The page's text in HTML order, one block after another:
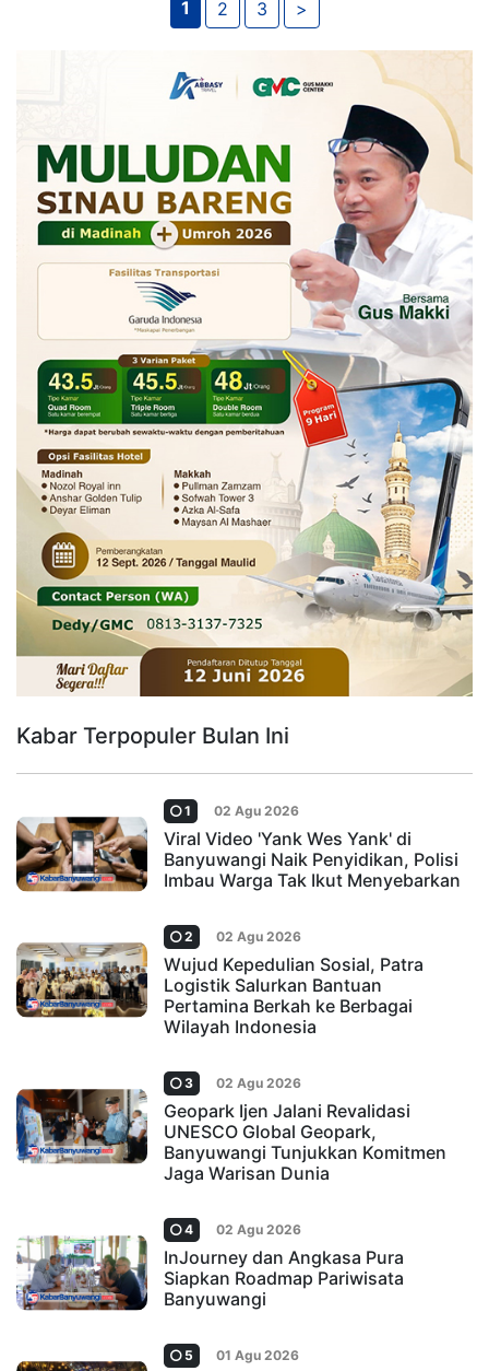
1 2 3 >
Kabar Terpopuler Bulan Ini
1 02 Agu 2026
Viral Video 'Yank Wes Yank' di
Banyuwangi Naik Penyidikan, Polisi
Imbau Warga Tak Ikut Menyebarkan
2 02 Agu 2026
Wujud Kepedulian Sosial, Patra
Logistik Salurkan Bantuan
Pertamina Berkah ke Berbagai
Wilayah Indonesia
3 02 Agu 2026
Geopark Ijen Jalani Revalidasi
UNESCO Global Geopark,
Banyuwangi Tunjukkan Komitmen
Jaga Warisan Dunia
4 02 Agu 2026
InJourney dan Angkasa Pura
Siapkan Roadmap Pariwisata
Banyuwangi
5 01 Agu 2026